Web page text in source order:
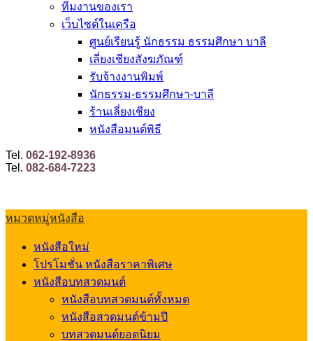
ทีมงานของเรา
เว็บไซต์ในเครือ
ศูนย์เรียนรู้ นักธรรม ธรรมศึกษา บาลี
เลี่ยงเชียงสังฆภัณฑ์
รับจ้างงานพิมพ์
นักธรรม-ธรรมศึกษา-บาลี
ร้านเลี่ยงเชียง
หนังสือมนต์พิธี
Tel. 062-192-8936
Tel. 082-684-7223
หมวดหมู่หนังสือ
หนังสือใหม่
โปรโมชั่น หนังสือราคาพิเศษ
หนังสือบทสวดมนต์
หนังสือบทสวดมนต์ทั้งหมด
หนังสือสวดมนต์ข้ามปี
บทสวดมนต์ยอดนิยม